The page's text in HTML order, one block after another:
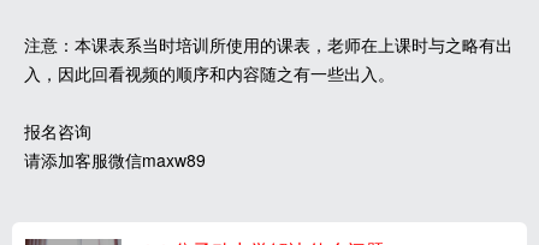
注意：本课表系当时培训所使用的课表，老师在上课时与之略有出
入，因此回看视频的顺序和内容随之有一些出入。
报名咨询
请添加客服微信maxw89